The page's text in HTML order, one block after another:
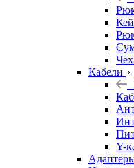
Кабели
Y-